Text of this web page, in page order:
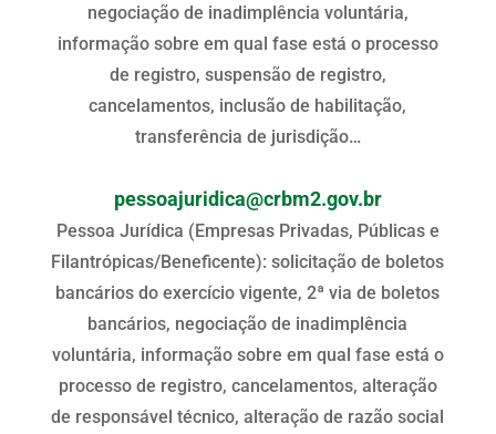
negociação de inadimplência voluntária,
informação sobre em qual fase está o processo
de registro, suspensão de registro,
cancelamentos, inclusão de habilitação,
transferência de jurisdição…
pessoajuridica@crbm2.gov.br
Pessoa Jurídica (Empresas Privadas, Públicas e
Filantrópicas/Beneficente): solicitação de boletos
bancários do exercício vigente, 2ª via de boletos
bancários, negociação de inadimplência
voluntária, informação sobre em qual fase está o
processo de registro, cancelamentos, alteração
de responsável técnico, alteração de razão social